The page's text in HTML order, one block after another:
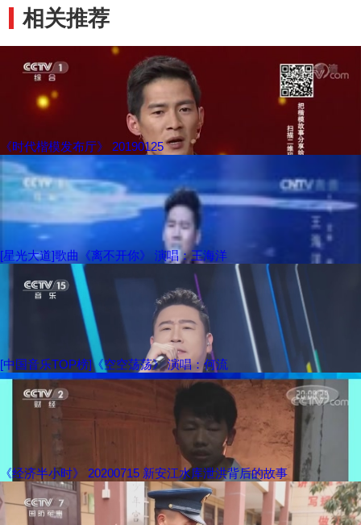
相关推荐
《时代楷模发布厅》 20190125
[星光大道]歌曲《离不开你》 演唱：王海洋
[中国音乐TOP榜]《空空荡荡》 演唱：何流
《经济半小时》 20200715 新安江水库泄洪背后的故事